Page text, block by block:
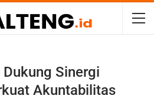
Sinergi
Akuntabilitas